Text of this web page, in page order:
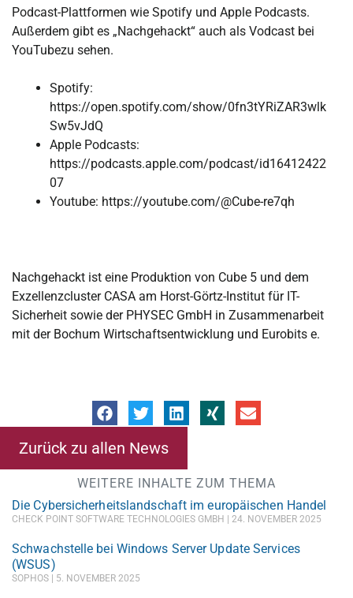
Podcast-Plattformen wie Spotify und Apple Podcasts.
Außerdem gibt es „Nachgehackt“ auch als Vodcast bei
YouTubezu sehen.
Spotify:
https://open.spotify.com/show/0fn3tYRiZAR3wlk
Sw5vJdQ
Apple Podcasts:
https://podcasts.apple.com/podcast/id16412422
07
Youtube: https://youtube.com/@Cube-re7qh
Nachgehackt ist eine Produktion von Cube 5 und dem
Exzellenzcluster CASA am Horst-Görtz-Institut für IT-
Sicherheit sowie der PHYSEC GmbH in Zusammenarbeit
mit der Bochum Wirtschaftsentwicklung und Eurobits e.
Zurück zu allen News
WEITERE INHALTE ZUM THEMA
Die Cybersicherheitslandschaft im europäischen Handel
CHECK POINT SOFTWARE TECHNOLOGIES GMBH 24. NOVEMBER 2025
Schwachstelle bei Windows Server Update Services
(WSUS)
SOPHOS 5. NOVEMBER 2025